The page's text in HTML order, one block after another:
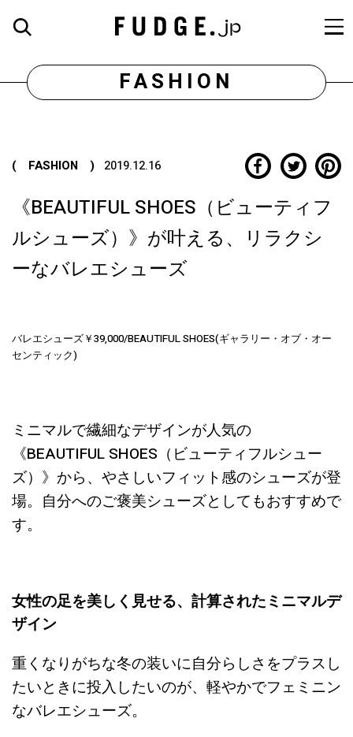
FASHION
( FASHION ) 2019.12.16
《BEAUTIFUL SHOES（ビューティフ
ルシューズ）》が叶える、リラクシ
ーなバレエシューズ
バレエシューズ￥39,000/BEAUTIFUL SHOES(ギャラリー・オブ・オー
センティック)
ミニマルで繊細なデザインが人気の
《BEAUTIFUL SHOES（ビューティフルシュー
ズ）》から、やさしいフィット感のシューズが登
場。自分へのご褒美シューズとしてもおすすめで
す。
女性の足を美しく見せる、計算されたミニマルデ
ザイン
重くなりがちな冬の装いに自分らしさをプラスし
たいときに投入したいのが、軽やかでフェミニン
なバレエシューズ。